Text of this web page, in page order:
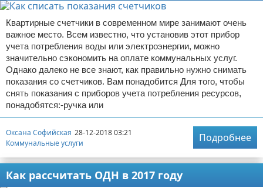
Квартирные счетчики в современном мире занимают очень
важное место. Всем известно, что установив этот прибор
учета потребления воды или электроэнергии, можно
значительно сэкономить на оплате коммунальных услуг.
Однако далеко не все знают, как правильно нужно снимать
показания со счетчиков. Вам понадобится Для того, чтобы
снять показания с приборов учета потребления ресурсов,
понадобятся:-ручка или
Оксана Софийская 28-12-2018 03:21
Коммунальные услуги
Подробнее
Как рассчитать ОДН в 2017 году